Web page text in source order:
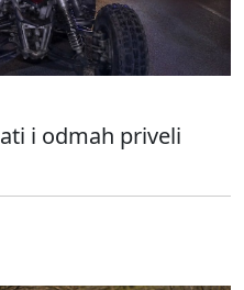
i odmah priveli